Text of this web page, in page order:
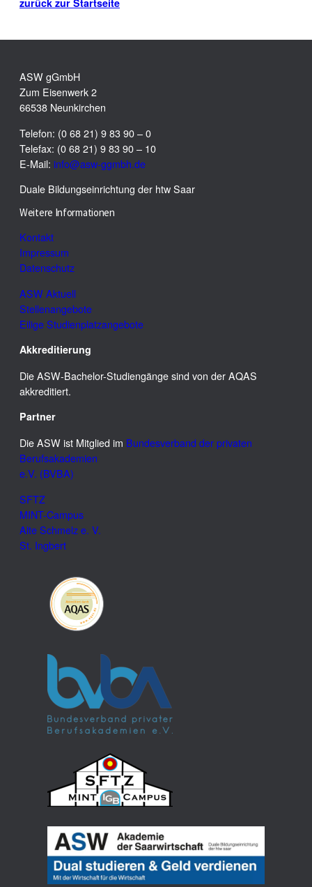
ASW gGmbH
Zum Eisenwerk 2
66538 Neunkirchen
Telefon: (0 68 21) 9 83 90 – 0
Telefax: (0 68 21) 9 83 90 – 10
E-Mail: info@asw-ggmbh.de
Duale Bildungseinrichtung der htw Saar
Weitere Informationen
Kontakt
Impressum
Datenschutz
ASW Aktuell
Stellenangebote
Eilige Studienplatzangebote
Akkreditierung
Die ASW-Bachelor-Studiengänge sind von der AQAS
akkreditiert.
Partner
Die ASW ist Mitglied im Bundesverband der privaten
Berufsakademien
e.V. (BVBA)
SFTZ
MINT-Campus
Alte Schmelz e. V.
St. Ingbert